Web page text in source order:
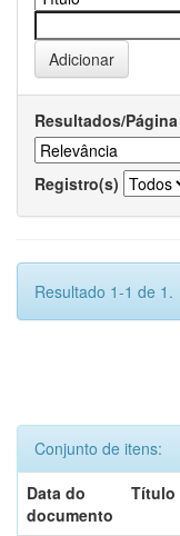
Resultados/Página
Registro(s)
Resultado 1-1 de 1.
Conjunto de itens:
Data do
documento
Título